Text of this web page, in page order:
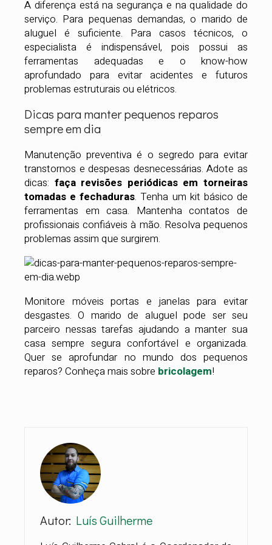
A diferença está na segurança e na qualidade do
serviço. Para pequenas demandas, o marido de
aluguel é suficiente. Para casos técnicos, o
especialista é indispensável, pois possui as
ferramentas adequadas e o know-how
aprofundado para evitar acidentes e futuros
problemas estruturais ou elétricos.
Dicas para manter pequenos reparos
sempre em dia
Manutenção preventiva é o segredo para evitar
transtornos e despesas desnecessárias. Adote as
dicas: faça revisões periódicas em torneiras
tomadas e fechaduras. Tenha um kit básico de
ferramentas em casa. Mantenha contatos de
profissionais confiáveis à mão. Resolva pequenos
problemas assim que surgirem.
Monitore móveis portas e janelas para evitar
desgastes. O marido de aluguel pode ser seu
parceiro nessas tarefas ajudando a manter sua
casa sempre segura confortável e organizada.
Quer se aprofundar no mundo dos pequenos
reparos? Conheça mais sobre bricolagem!
Autor: Luís Guilherme